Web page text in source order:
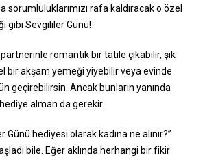
sorumluluklarımızı rafa kaldıracak o özel
gibi Sevgililer Günü!
romantik bir tatile çıkabilir, şık
bir akşam yemeği yiyebilir veya evinde
geçirebilirsin. Ancak bunların yanında
alman da gerekir.
Günü hediyesi olarak kadına ne alınır?”
bile. Eğer aklında herhangi bir fikir